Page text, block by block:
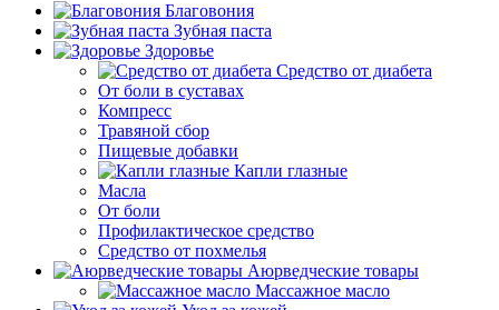
Благовония
Зубная паста
Здоровье
Средство от диабета
От боли в суставах
Компресс
Травяной сбор
Пищевые добавки
Капли глазные
Масла
От боли
Профилактическое средство
Средство от похмелья
Аюрведческие товары
Массажное масло